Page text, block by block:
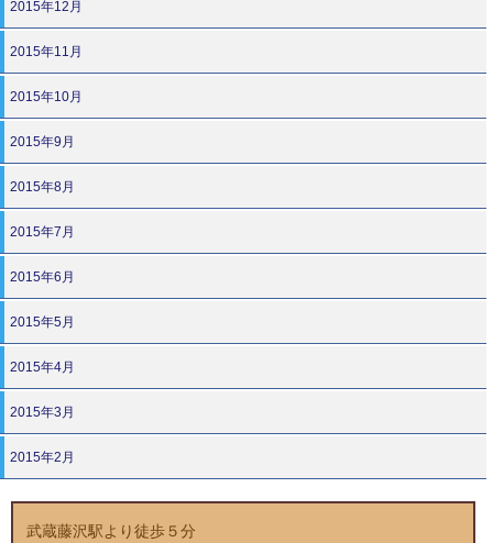
2015年12月
2015年11月
2015年10月
2015年9月
2015年8月
2015年7月
2015年6月
2015年5月
2015年4月
2015年3月
2015年2月
武蔵藤沢駅より徒歩５分